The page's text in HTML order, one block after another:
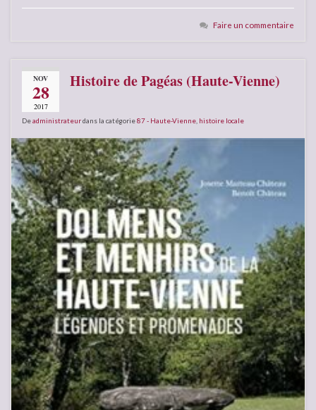
Faire un commentaire
NOV
28
2017
Histoire de Pagéas (Haute-Vienne)
Deadministrateurdans la catégorie87 - Haute-Vienne histoire locale